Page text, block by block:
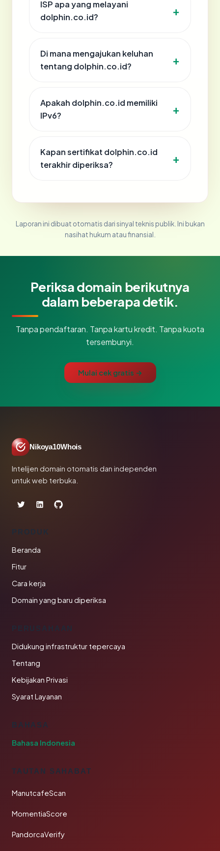
ISP apa yang melayani
dolphin.co.id?
Di mana mengajukan keluhan
tentang dolphin.co.id?
Apakah dolphin.co.id memiliki
IPv6?
Kapan sertifikat dolphin.co.id
terakhir diperiksa?
Laporan ini dibuat otomatis dari sinyal teknis publik. Ini bukan
nasihat hukum atau finansial.
Periksa domain berikutnya
dalam beberapa detik.
Tanpa pendaftaran. Tanpa kartu kredit. Tanpa kuota
tersembunyi.
Mulai cek gratis →
Nikoya10Whois
Intelijen domain otomatis dan independen
untuk web terbuka.
PRODUK
Beranda
Fitur
Cara kerja
Domain yang baru diperiksa
PERUSAHAAN
Didukung infrastruktur tepercaya
Tentang
Kebijakan Privasi
Syarat Layanan
BAHASA
Bahasa Indonesia
TAUTAN SAHABAT
ManutcafeScan
MomentiaScore
PandorcaVerify